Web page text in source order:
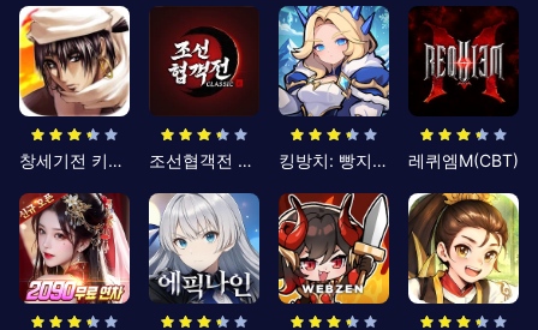
창세기전 키우기 조선협객전 클래식 킹방치: 빵지의 제왕 레퀴엠M(CBT)